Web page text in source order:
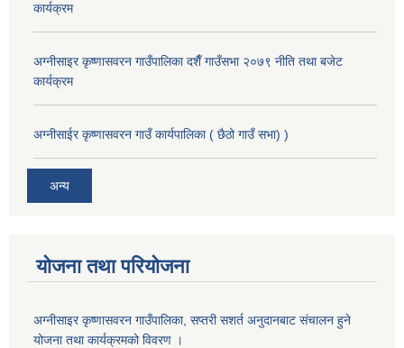
कार्यक्रम
अग्नीसाइर कृष्णासवरन गाउँपालिका दशैँ गाउँसभा २०७९ नीति तथा बजेट
कार्यक्रम
अग्नीसाईर कृष्णासवरन गाउँ कार्यपालिका ( छैठो गाउँ सभा) )
अन्य
योजना तथा परियोजना
अग्नीसाइर कृष्णासवरन गाउँपालिका, सप्तरी सशर्त अनुदानबाट संचालन हुने
योजना तथा कार्यक्रमको विवरण ।